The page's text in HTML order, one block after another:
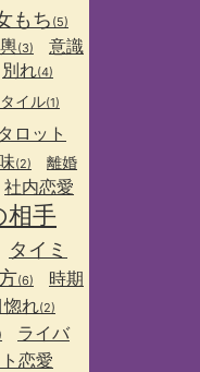
もち (5)
(3)
意識
別れ(4)
イル(1)
タロット
(2)
離婚
社内恋愛
相手
タイミ
(6) 時期
惚れ(2)
ライバ
恋愛